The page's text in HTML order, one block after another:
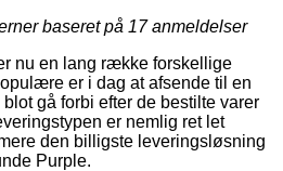
baseret på 17anmeldelser
nu en lang række forskellige
er i dag at afsende til en
gå forbi efter de bestilte varer
er nemlig ret let
den billigste leveringsløsning
Purple.